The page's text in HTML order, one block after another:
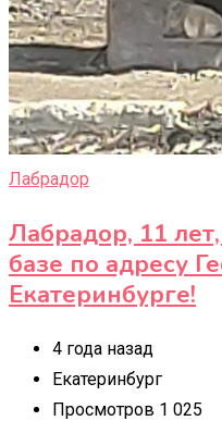
Лабрадор
Лабрадор, 11
базе по адресу
Екатеринбурге!
4 года назад
Екатеринбург
Просмотров 1 025